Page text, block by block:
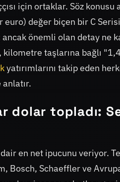
için ortaklar. Söz konusu
değer biçen bir C
ancak önemli olan detay ne
kilometre taşlarına bağlı
yatırımlarını takip eden
dolar topladı:
en net ipucunu veriyor.
Bosch, Schaeffler ve